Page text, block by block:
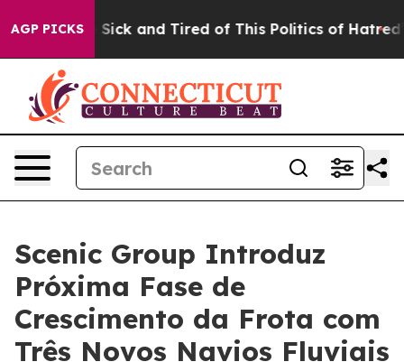
AGP PICKS
Are Sick and Tired of This Politics of Hatred” The
Scenic Group Introduz
Próxima Fase de
Crescimento da Frota com
Três Novos Navios Fluviais